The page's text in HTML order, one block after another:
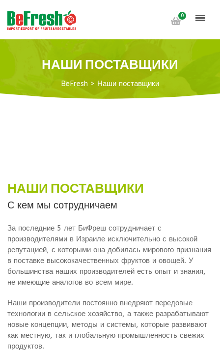
0
НАШИ ПОСТАВЩИКИ
BeFresh > Наши поставщики
НАШИ ПОСТАВЩИКИ
С кем мы сотрудничаем
За последние 5 лет БиФреш сотрудничает с
производителями в Израиле исключительно с высокой
репутацией, с которыми она добилась мирового признания
в поставке высококачественных фруктов и овощей. У
большинства наших производителей есть опыт и знания,
не имеющие аналогов во всем мире.
Наши производители постоянно внедряют передовые
технологии в сельское хозяйство, а также разрабатывают
новые концепции, методы и системы, которые развивают
как местную, так и глобальную промышленность свежих
продуктов.